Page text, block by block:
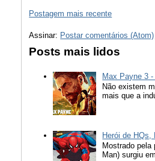
Postagem mais recente
Assinar: Postar comentários (Atom)
Posts mais lidos
Max Payne 3
Não existem
mais que a
Herói de HQs,
Mostrado
Man) surgiu